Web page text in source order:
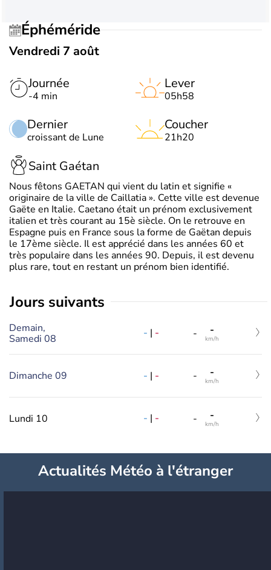
Éphéméride
Vendredi 7 août
Journée
-4 min
Dernier
croissant de Lune
Lever
05h58
Coucher
21h20
Saint Gaétan
Nous fêtons GAETAN qui vient du latin et signifie «
originaire de la ville de Caillatia ». Cette ville est devenue
Gaëte en Italie. Caetano était un prénom exclusivement
italien et très courant au 15è siècle. On le retrouve en
Espagne puis en France sous la forme de Gaëtan depuis
le 17ème siècle. Il est apprécié dans les années 60 et
très populaire dans les années 90. Depuis, il est devenu
plus rare, tout en restant un prénom bien identifié.
jours suivants
Demain,
Samedi 08
- | - - -
km/h
Dimanche 09 - | - - -
km/h
Lundi 10 - | - - -
km/h
Actualités Météo à l'étranger